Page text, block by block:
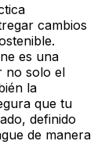
cambios
es una
no solo el
la
que tu
definido
de manera